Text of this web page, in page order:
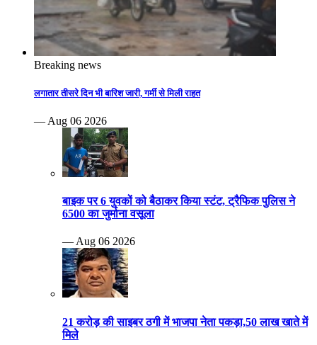
Breaking news
लगातार तीसरे दिन भी बारिश जारी, गर्मी से मिली राहत
— Aug 06 2026
बाइक पर 6 युवकों को बैठाकर किया स्टंट, ट्रैफिक पुलिस ने
6500 का जुर्माना वसूला
— Aug 06 2026
21 करोड़ की साइबर ठगी में भाजपा नेता पकड़ा,50 लाख खाते में
मिले